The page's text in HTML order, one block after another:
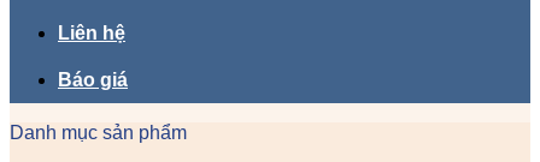
Liên hệ
Báo giá
Danh mục sản phẩm